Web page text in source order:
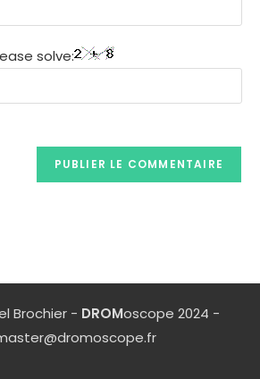
solve:
Brochier - DROMoscope 2024 -